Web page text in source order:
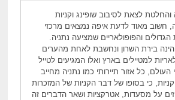
והחלטת לצאת לסיבוב שופינג וקניות
חשוב מאוד לדעת איפה נמצאים מרכזי
הגדולים והפופולאריים שמציעה נתניה.
הינה בירת השרון ונחשבת לאחת מהערים
למטיילים בארץ ואלו המגיעים לטייל
העולם, כל אזור תיירותי כמו נתניה מחייב
קניות, כי בסופו של דבר הקניות של המזכרות
על מסעדות, אטרקציות ושאר הדברים זה